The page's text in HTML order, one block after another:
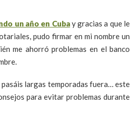
un año en Cubay gracias a que le
pudo firmar en mi nombre un
me ahorró problemas en el banco
pasáis largas temporadas fuera… este
para evitar problemas durante